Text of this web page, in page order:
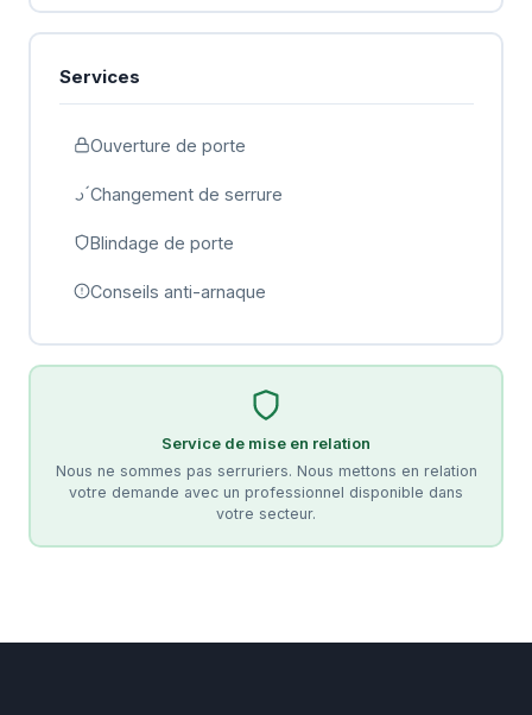
Services
Ouverture de porte
Changement de serrure
Blindage de porte
Conseils anti-arnaque
Service de mise en relation
Nous ne sommes pas serruriers. Nous mettons en relation
votre demande avec un professionnel disponible dans
votre secteur.